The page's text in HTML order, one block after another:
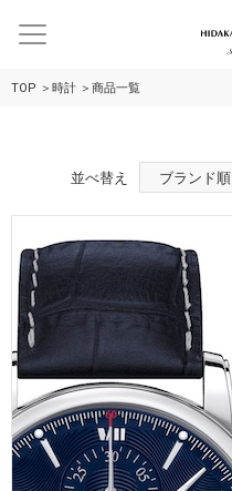
TOP 時計 商品一覧
並べ替え ブランド順